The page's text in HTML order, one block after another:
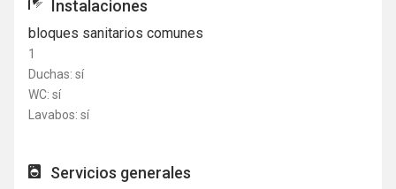
Instalaciones
bloques sanitarios comunes
1
Duchas: sí
WC: sí
Lavabos: sí
Servicios generales